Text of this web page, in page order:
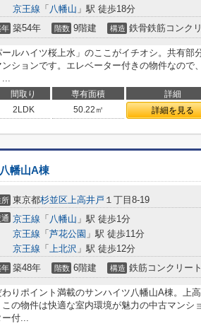
京王線 「 八幡山 」駅 徒歩18分
年 築54年 階数 9階建 構造 鉄骨鉄筋コンク
ールハイツ桜上水」のここがイチオシ。共有部
ンションです。エレベーター付きの物件なので
...
間取り 専有面積 詳細
2LDK 50.22㎡ 詳細を見る
幡山A棟
所 東京都杉並区上高井戸 １丁目8-19
京王線 「 八幡山 」駅 徒歩1分
京王線 「 芦花公園 」駅 徒歩11分
京王線 「 上北沢 」駅 徒歩12分
年 築48年 階数 6階建 構造 鉄筋コンクリート
わりポイント満載のサンハイツ八幡山A棟。上
この物件は快適な室内環境が魅力の中古マンシ
ー付...